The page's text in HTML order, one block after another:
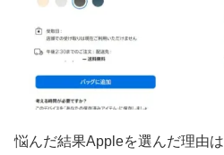
悩んだ結果Appleを選んだ理由は